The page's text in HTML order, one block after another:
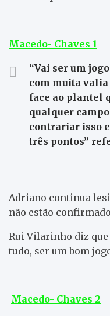
Macedo- Chaves 1
“Vai ser um
com muita valia
face ao plantel
qualquer
contrariar isso
três pontos”
Adriano continua
não estão
Rui Vilarinho diz que
tudo, ser um bom
Macedo- Chaves 2